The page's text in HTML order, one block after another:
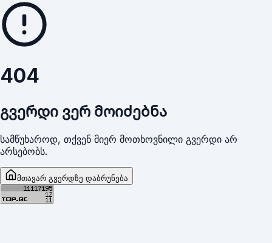
404
გვერდი ვერ მოიძებნა
სამწუხაროდ, თქვენ მიერ მოთხოვნილი გვერდი არ
არსებობს.
მთავარ გვერდზე დაბრუნება